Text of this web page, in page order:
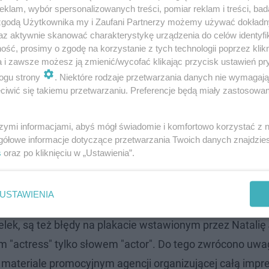
przez NJ (@nataliajanoszek)
z czerwonego dywanu przed galą Złotych Globów.
Na instagramowym profilu agencji organizującej
którzy tego dnia prowadzili imprezę. Na
są też błędy na plakacie wstawionym przez Natalię
"actress" tylko słowem "actor". Do tego zwrócono
promocyjnym agencji organizującej całą
wybór spersonalizowanych treści, pomiar reklam i treści,
Użytkownika my i Zaufani Partnerzy możemy używać
aktywnie skanować charakterystykę urządzenia do celów
prosimy o zgodę na korzystanie z tych technologii poprzez
i zawsze możesz ją zmienić/wycofać klikając przycisk ustawień
strony
. Niektóre rodzaje przetwarzania danych nie
się takiemu przetwarzaniu. Preferencje będą miały
informacjami, abyś mógł świadomie i komfortowo korzystać z
informacje dotyczące przetwarzania Twoich danych
oraz po kliknięciu w „Ustawienia”.
USTAWIENIA